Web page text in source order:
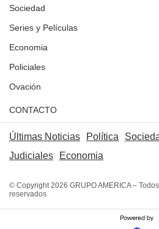
Sociedad
Series y Películas
Economia
Policiales
Ovación
CONTACTO
Últimas Noticias Política
Judiciales
Economia
© Copyright 2026 GRUPO AMERICA –
reservados